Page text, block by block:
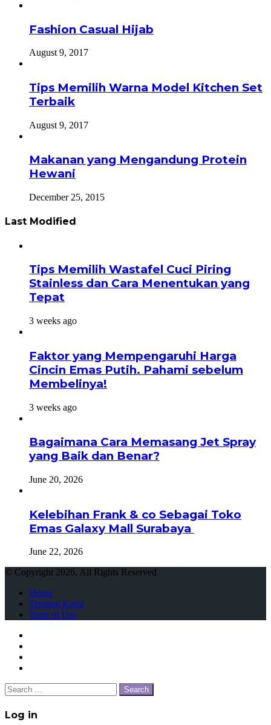
Fashion Casual Hijab
August 9, 2017
Tips Memilih Warna Model Kitchen Set
Terbaik
August 9, 2017
Makanan yang Mengandung Protein
Hewani
December 25, 2015
Last Modified
Tips Memilih Wastafel Cuci Piring
Stainless dan Cara Menentukan yang
Tepat
3 weeks ago
Faktor yang Mempengaruhi Harga
Cincin Emas Putih. Pahami sebelum
Membelinya!
3 weeks ago
Bagaimana Cara Memasang Jet Spray
yang Baik dan Benar?
June 20, 2026
Kelebihan Frank & co Sebagai Toko
Emas Galaxy Mall Surabaya
June 22, 2026
© Copyright 2026, All Rights Reserved
Home
Tentang Kami
Term of Use
Facebook
Twitter
WhatsApp
Telegram
Close
Search
for:
Close
Log in